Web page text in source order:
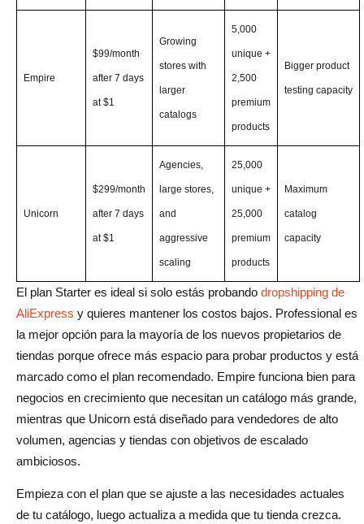
Empire
$99/month
after 7 days
at $1
Growing
stores with
larger
catalogs
5,000
unique +
2,500
premium
products
Bigger product
testing capacity
Unicorn
$299/month
after 7 days
at $1
Agencies,
large stores,
and
aggressive
scaling
25,000
unique +
25,000
premium
products
Maximum
catalog
capacity
El plan Starter es ideal si solo estás probando dropshipping de
AliExpress y quieres mantener los costos bajos. Professional es
la mejor opción para la mayoría de los nuevos propietarios de
tiendas porque ofrece más espacio para probar productos y está
marcado como el plan recomendado. Empire funciona bien para
negocios en crecimiento que necesitan un catálogo más grande,
mientras que Unicorn está diseñado para vendedores de alto
volumen, agencias y tiendas con objetivos de escalado
ambiciosos.
Empieza con el plan que se ajuste a las necesidades actuales
de tu catálogo, luego actualiza a medida que tu tienda crezca.